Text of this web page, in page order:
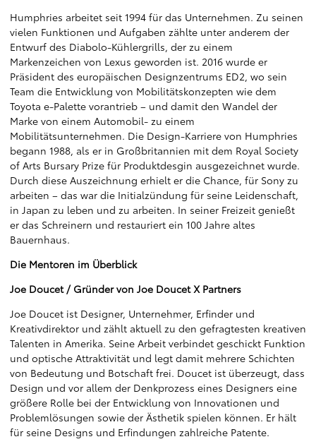
Humphries arbeitet seit 1994 für das Unternehmen. Zu seinen
vielen Funktionen und Aufgaben zählte unter anderem der
Entwurf des Diabolo-Kühlergrills, der zu einem
Markenzeichen von Lexus geworden ist. 2016 wurde er
Präsident des europäischen Designzentrums ED2, wo sein
Team die Entwicklung von Mobilitätskonzepten wie dem
Toyota e-Palette vorantrieb – und damit den Wandel der
Marke von einem Automobil- zu einem
Mobilitätsunternehmen. Die Design-Karriere von Humphries
begann 1988, als er in Großbritannien mit dem Royal Society
of Arts Bursary Prize für Produktdesgin ausgezeichnet wurde.
Durch diese Auszeichnung erhielt er die Chance, für Sony zu
arbeiten – das war die Initialzündung für seine Leidenschaft,
in Japan zu leben und zu arbeiten. In seiner Freizeit genießt
er das Schreinern und restauriert ein 100 Jahre altes
Bauernhaus.
Die Mentoren im Überblick
Joe Doucet / Gründer von Joe Doucet X Partners
Joe Doucet ist Designer, Unternehmer, Erfinder und
Kreativdirektor und zählt aktuell zu den gefragtesten kreativen
Talenten in Amerika. Seine Arbeit verbindet geschickt Funktion
und optische Attraktivität und legt damit mehrere Schichten
von Bedeutung und Botschaft frei. Doucet ist überzeugt, dass
Design und vor allem der Denkprozess eines Designers eine
größere Rolle bei der Entwicklung von Innovationen und
Problemlösungen sowie der Ästhetik spielen können. Er hält
für seine Designs und Erfindungen zahlreiche Patente.